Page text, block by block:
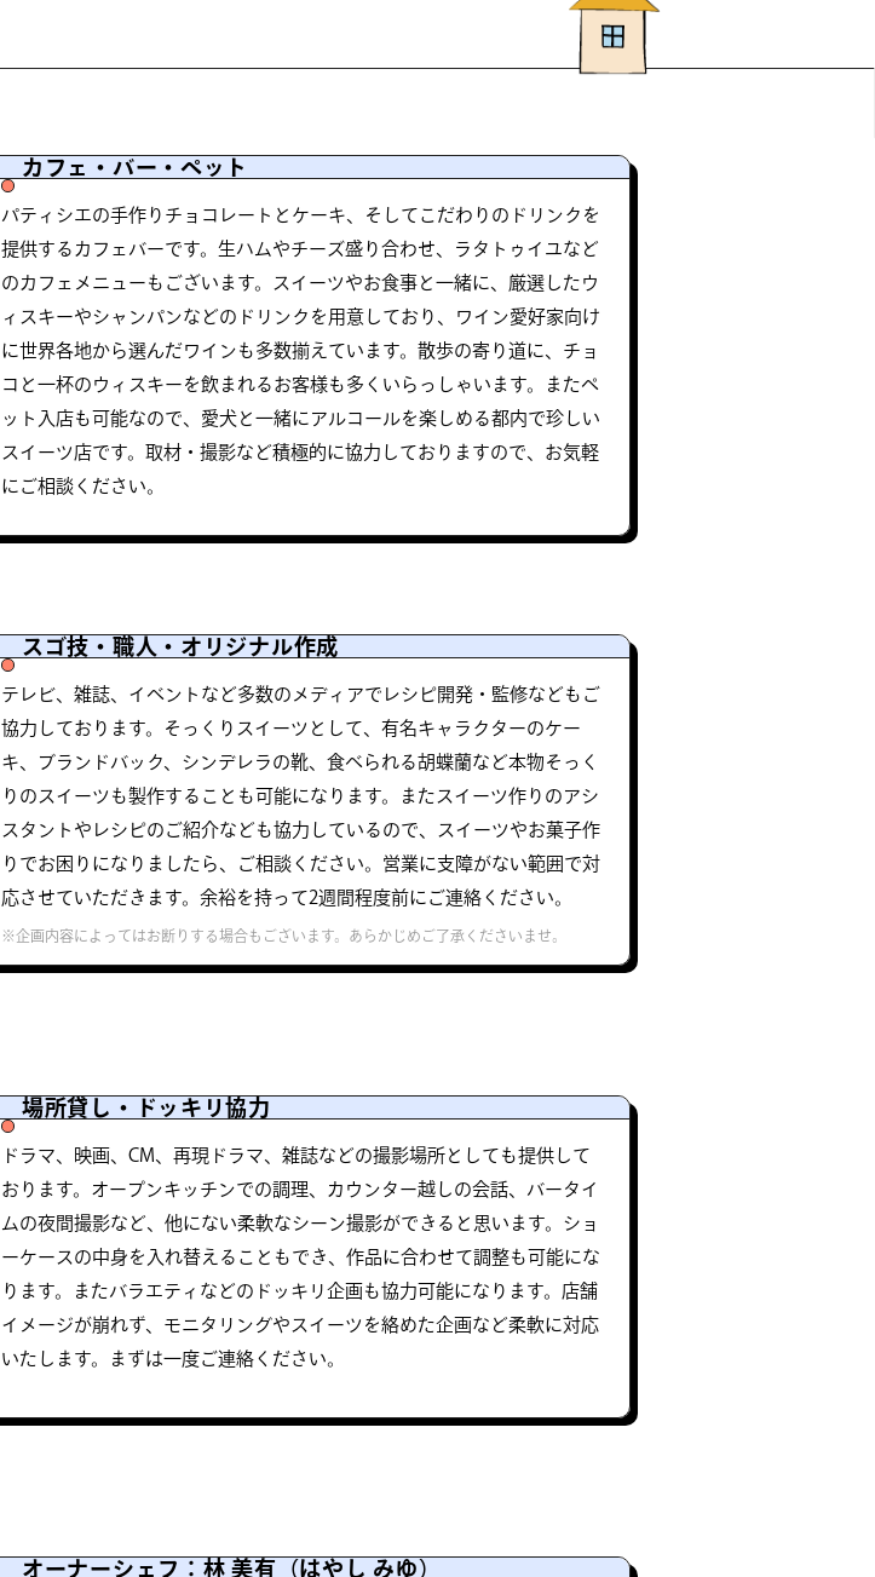
カフェ・バー・ペット
パティシエの手作りチョコレートとケーキ、そしてこだわりのドリンクを
提供するカフェバーです。生ハムやチーズ盛り合わせ、ラタトゥイユなど
のカフェメニューもございます。スイーツやお食事と一緒に、厳選したウ
ィスキーやシャンパンなどのドリンクを用意しており、ワイン愛好家向け
に世界各地から選んだワインも多数揃えています。散歩の寄り道に、チョ
コと一杯のウィスキーを飲まれるお客様も多くいらっしゃいます。またペ
ット入店も可能なので、愛犬と一緒にアルコールを楽しめる都内で珍しい
スイーツ店です。取材・撮影など積極的に協力しておりますので、お気軽
にご相談ください。
スゴ技・職人・オリジナル作成
テレビ、雑誌、イベントなど多数のメディアでレシピ開発・監修などもご
協力しております。そっくりスイーツとして、有名キャラクターのケー
キ、ブランドバック、シンデレラの靴、食べられる胡蝶蘭など本物そっく
りのスイーツも製作することも可能になります。またスイーツ作りのアシ
スタントやレシピのご紹介なども協力しているので、スイーツやお菓子作
りでお困りになりましたら、ご相談ください。営業に支障がない範囲で対
応させていただきます。余裕を持って2週間程度前にご連絡ください。
※企画内容によってはお断りする場合もございます。あらかじめご了承くださいませ。
場所貸し・ドッキリ協力
ドラマ、映画、CM、再現ドラマ、雑誌などの撮影場所としても提供して
おります。オープンキッチンでの調理、カウンター越しの会話、バータイ
ムの夜間撮影など、他にない柔軟なシーン撮影ができると思います。ショ
ーケースの中身を入れ替えることもでき、作品に合わせて調整も可能にな
ります。またバラエティなどのドッキリ企画も協力可能になります。店舗
イメージが崩れず、モニタリングやスイーツを絡めた企画など柔軟に対応
いたします。まずは一度ご連絡ください。
オーナーシェフ：林 美有（はやし みゆ）